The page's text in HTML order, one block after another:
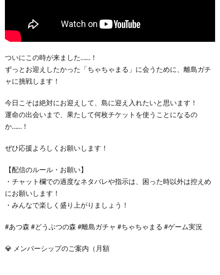
ついにこの時が来ました……！
ずっとお迎えしたかった「ちゃちゃまる」に会うために、離島ガチ
ャに挑戦します！
今日こそは絶対にお迎えして、島に迎え入れたいと思います！
運命の出会いまで、果たして何枚チケットを使うことになるの
か……！
ぜひ応援よろしくお願いします！
【配信のルール・お願い】
・チャット欄での過度なネタバレや指示は、困った時以外は控えめ
にお願いします！
・みんなで楽しく盛り上がりましょう！
#あつ森 #どうぶつの森 #離島ガチャ #ちゃちゃまる #ゲーム実況
💎 メンバーシップのご案内（月額